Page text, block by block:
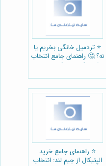
⭐️ تردمیل خانگی بخریم یا
نه؟ 🤔 راهنمای جامع انتخاب
تردمیل + معرفی بهترین
⭐️ راهنمای جامع خرید
الپتیکال از جیم لند: انتخاب